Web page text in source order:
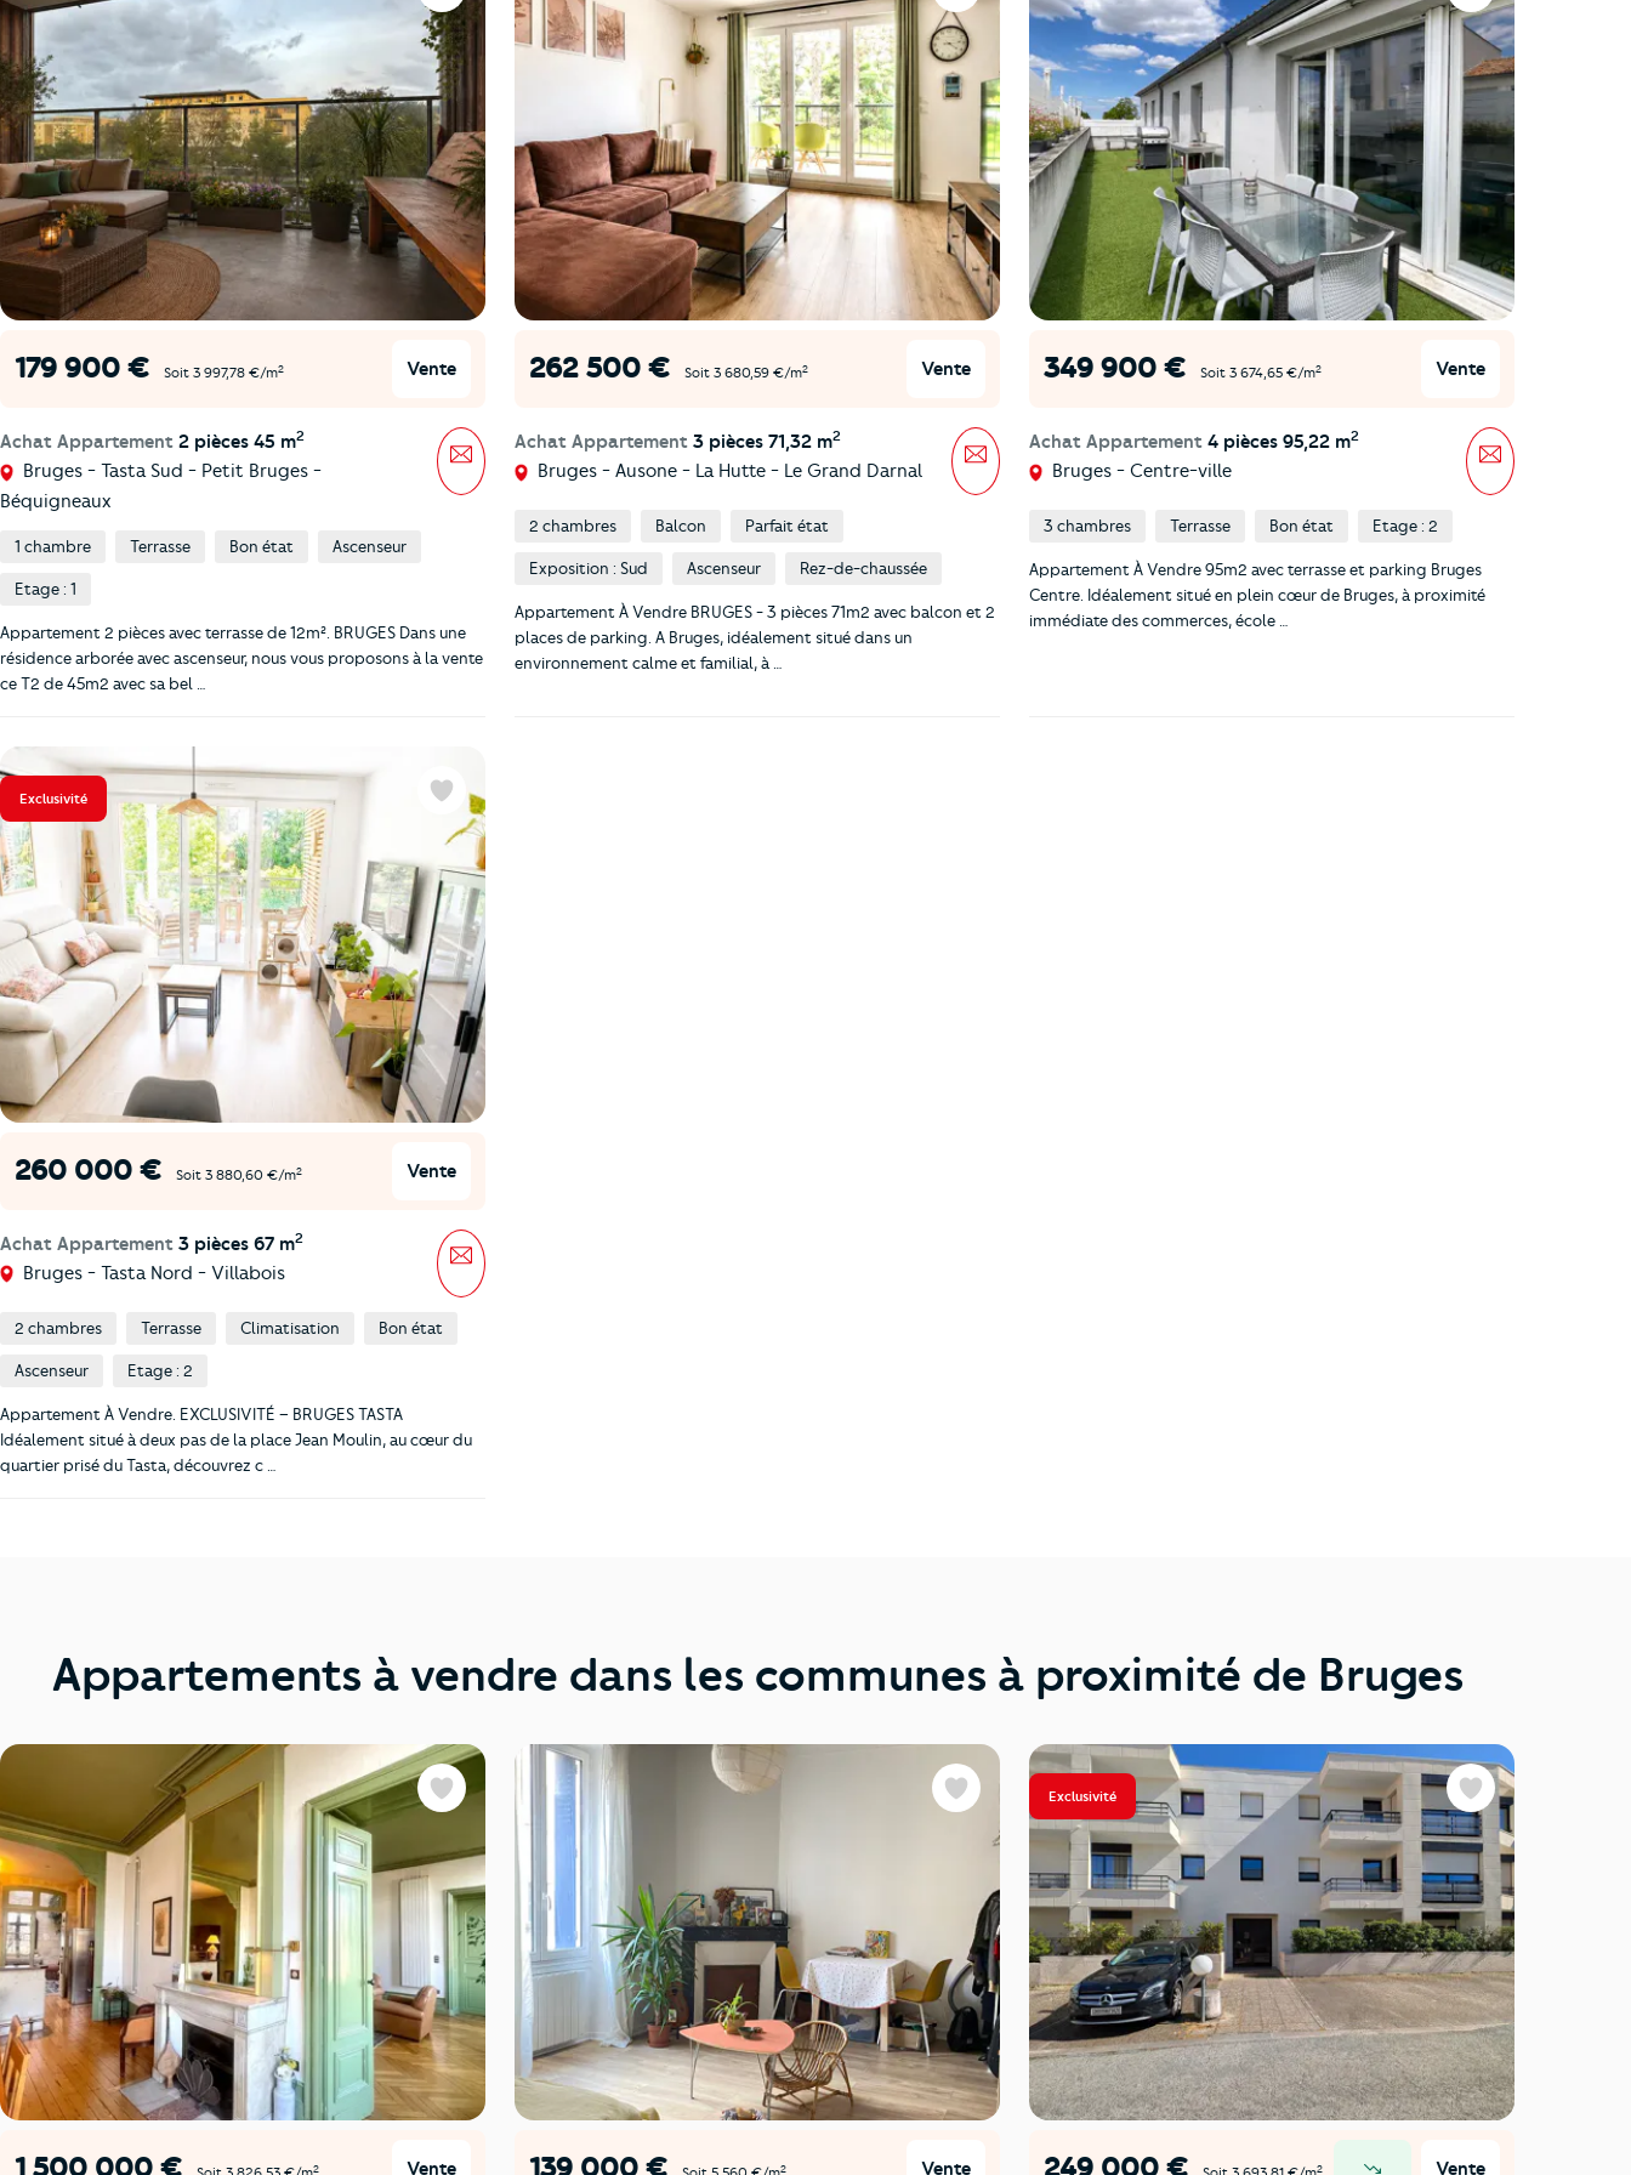
179 900 € Soit 3 997,78 €/m2 Vente
Achat Appartement 2 pièces 45 m2
Bruges - Tasta Sud - Petit Bruges -
Béquigneaux
Message
1 chambre Terrasse Bon état Ascenseur
Etage : 1
Appartement 2 pièces avec terrasse de 12m². BRUGES Dans une
résidence arborée avec ascenseur, nous vous proposons à la vente
ce T2 de 45m2 avec sa bel …
262 500 € Soit 3 680,59 €/m2 Vente
Achat Appartement 3 pièces 71,32 m2
Bruges - Ausone - La Hutte - Le Grand Darnal
Message
2 chambres Balcon Parfait état
Exposition : Sud Ascenseur Rez-de-chaussée
Appartement À Vendre BRUGES - 3 pièces 71m2 avec balcon et 2
places de parking. A Bruges, idéalement situé dans un
environnement calme et familial, à …
349 900 € Soit 3 674,65 €/m2 Vente
Achat Appartement 4 pièces 95,22 m2
Bruges - Centre-ville
Message
3 chambres Terrasse Bon état Etage : 2
Appartement À Vendre 95m2 avec terrasse et parking Bruges
Centre. Idéalement situé en plein cœur de Bruges, à proximité
immédiate des commerces, école …
Exclusivité
260 000 € Soit 3 880,60 €/m2 Vente
Achat Appartement 3 pièces 67 m2
Bruges - Tasta Nord - Villabois
Favoris
Message
2 chambres Terrasse Climatisation Bon état
Ascenseur Etage : 2
Appartement À Vendre. EXCLUSIVITÉ – BRUGES TASTA
Idéalement situé à deux pas de la place Jean Moulin, au cœur du
quartier prisé du Tasta, découvrez c …
Appartements à vendre dans les communes à proximité de Bruges
1 500 000 € 2 Vente
Favoris
139 000 € 2 Vente
Favoris Exclusivité
249 000 € 2 Vente
Favoris